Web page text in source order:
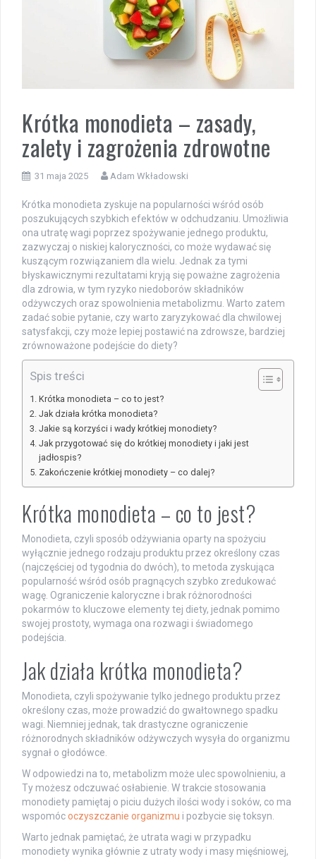
Krótka monodieta – zasady,
zalety i zagrożenia zdrowotne
31 maja 2025 Adam Wkładowski
Krótka monodieta zyskuje na popularności wśród osób
poszukujących szybkich efektów w odchudzaniu. Umożliwia
ona utratę wagi poprzez spożywanie jednego produktu,
zazwyczaj o niskiej kaloryczności, co może wydawać się
kuszącym rozwiązaniem dla wielu. Jednak za tymi
błyskawicznymi rezultatami kryją się poważne zagrożenia
dla zdrowia, w tym ryzyko niedoborów składników
odżywczych oraz spowolnienia metabolizmu. Warto zatem
zadać sobie pytanie, czy warto zaryzykować dla chwilowej
satysfakcji, czy może lepiej postawić na zdrowsze, bardziej
zrównoważone podejście do diety?
Spis treści
Krótka monodieta – co to jest?
Jak działa krótka monodieta?
Jakie są korzyści i wady krótkiej monodiety?
Jak przygotować się do krótkiej monodiety i jaki jest
jadłospis?
Zakończenie krótkiej monodiety – co dalej?
Krótka monodieta – co to jest?
Monodieta, czyli sposób odżywiania oparty na spożyciu
wyłącznie jednego rodzaju produktu przez określony czas
(najczęściej od tygodnia do dwóch), to metoda zyskująca
popularność wśród osób pragnących szybko zredukować
wagę. Ograniczenie kaloryczne i brak różnorodności
pokarmów to kluczowe elementy tej diety, jednak pomimo
swojej prostoty, wymaga ona rozwagi i świadomego
podejścia.
Jak działa krótka monodieta?
Monodieta, czyli spożywanie tylko jednego produktu przez
określony czas, może prowadzić do gwałtownego spadku
wagi. Niemniej jednak, tak drastyczne ograniczenie
różnorodnych składników odżywczych wysyła do organizmu
sygnał o głodówce.
W odpowiedzi na to, metabolizm może ulec spowolnieniu, a
Ty możesz odczuwać osłabienie. W trakcie stosowania
monodiety pamiętaj o piciu dużych ilości wody i soków, co ma
wspomócoczyszczanie organizmu i pozbycie się toksyn.
Warto jednak pamiętać, że utrata wagi w przypadku
monodiety wynika głównie z utraty wody i masy mięśniowej,